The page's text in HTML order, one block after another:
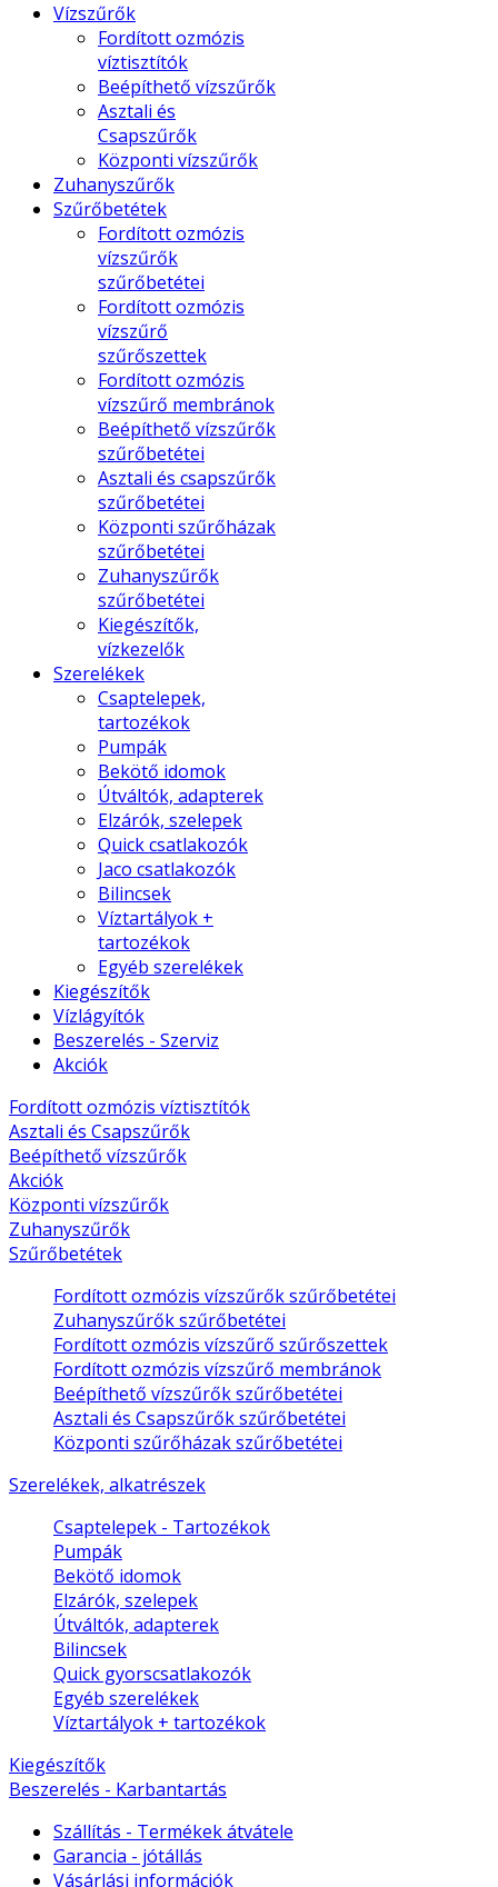
Vízszűrők
Fordított ozmózis
víztisztítók
Beépíthető vízszűrők
Asztali és
Csapszűrők
Központi vízszűrők
Zuhanyszűrők
Szűrőbetétek
Fordított ozmózis
vízszűrők
szűrőbetétei
Fordított ozmózis
vízszűrő
szűrőszettek
Fordított ozmózis
vízszűrő membránok
Beépíthető vízszűrők
szűrőbetétei
Asztali és csapszűrők
szűrőbetétei
Központi szűrőházak
szűrőbetétei
Zuhanyszűrők
szűrőbetétei
Kiegészítők,
vízkezelők
Szerelékek
Csaptelepek,
tartozékok
Pumpák
Bekötő idomok
Útváltók, adapterek
Elzárók, szelepek
Quick csatlakozók
Jaco csatlakozók
Bilincsek
Víztartályok +
tartozékok
Egyéb szerelékek
Kiegészítők
Vízlágyítók
Beszerelés - Szerviz
Akciók
Fordított ozmózis víztisztítók
Asztali és Csapszűrők
Beépíthető vízszűrők
Akciók
Központi vízszűrők
Zuhanyszűrők
Szűrőbetétek
Fordított ozmózis vízszűrők szűrőbetétei
Zuhanyszűrők szűrőbetétei
Fordított ozmózis vízszűrő szűrőszettek
Fordított ozmózis vízszűrő membránok
Beépíthető vízszűrők szűrőbetétei
Asztali és Csapszűrők szűrőbetétei
Központi szűrőházak szűrőbetétei
Szerelékek, alkatrészek
Csaptelepek - Tartozékok
Pumpák
Bekötő idomok
Elzárók, szelepek
Útváltók, adapterek
Bilincsek
Quick gyorscsatlakozók
Egyéb szerelékek
Víztartályok + tartozékok
Kiegészítők
Beszerelés - Karbantartás
Szállítás - Termékek átvátele
Garancia - jótállás
Vásárlási információk